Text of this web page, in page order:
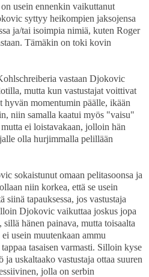
usein ennenkin vaikuttanut
syttyy heikompien jaksojensa
ja/tai isoimpia nimiä, kuten Roger
Tämäkin on toki kovin
vastaan Djokovic
mutta kun vastustajat voittivat
hyvän momentumin päälle, ikään
niin samalla kaatui myös "vaisu"
ei loistavakaan, jolloin hän
olla hurjimmalla pelillään
sokaistunut omaan pelitasoonsa ja
niin korkea, että se usein
siinä tapauksessa, jos vastustaja
Djokovic vaikuttaa joskus jopa
hänen painava, mutta toisaalta
usein muutenkaan ammu
tasaisen varmasti. Silloin kyse
uskaltaako vastustaja ottaa suuren
jolla on serbin